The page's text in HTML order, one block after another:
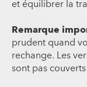
et équilibrer la
Remarque
prudent quand
rechange. Les
sont pas